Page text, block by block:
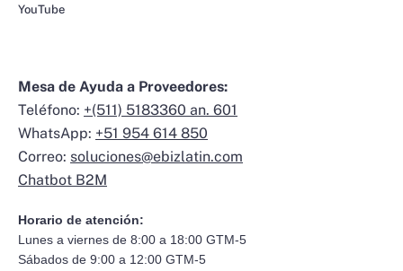
YouTube
Mesa de Ayuda a Proveedores:
Teléfono: +(511) 5183360 an. 601
WhatsApp: +51 954 614 850
Correo: soluciones@ebizlatin.com
Chatbot B2M
Horario de atención:
Lunes a viernes de 8:00 a 18:00 GTM-5
Sábados de 9:00 a 12:00 GTM-5